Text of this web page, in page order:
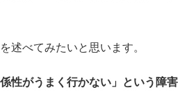
述べてみたいと思います。
性がうまく行かない」という障害